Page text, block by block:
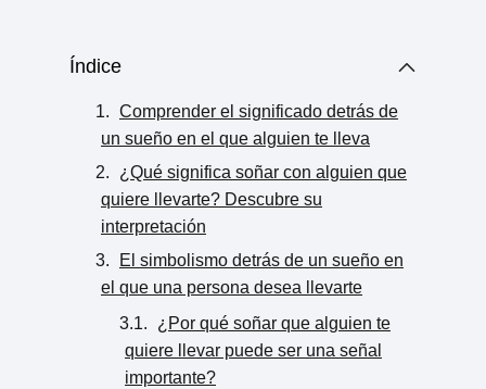
Índice
Comprender el significado detrás de
un sueño en el que alguien te lleva
¿Qué significa soñar con alguien que
quiere llevarte? Descubre su
interpretación
El simbolismo detrás de un sueño en
el que una persona desea llevarte
¿Por qué soñar que alguien te
quiere llevar puede ser una señal
importante?